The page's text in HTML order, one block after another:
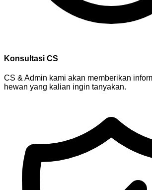
Konsultasi CS
CS & Admin kami akan memberikan
hewan yang kalian ingin tanyakan.